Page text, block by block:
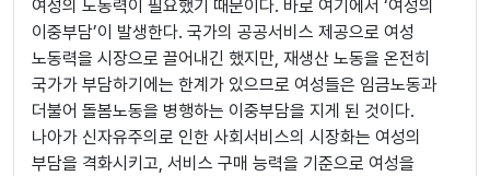
여성의 노동력이 필요했기 때문이다. 바로 여기에서 ‘여성의
이중부담’이 발생한다. 국가의 공공서비스 제공으로 여성
노동력을 시장으로 끌어내긴 했지만, 재생산 노동을 온전히
국가가 부담하기에는 한계가 있으므로 여성들은 임금노동과
더불어 돌봄노동을 병행하는 이중부담을 지게 된 것이다.
나아가 신자유주의로 인한 사회서비스의 시장화는 여성의
부담을 격화시키고, 서비스 구매 능력을 기준으로 여성을